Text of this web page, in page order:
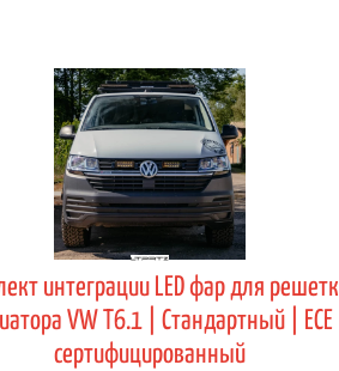
интеграции LED фар для
VW T6.1 | Стандартный | ECE
сертифицированный